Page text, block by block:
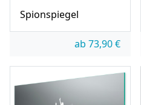
Spionspiegel
ab 73,90€